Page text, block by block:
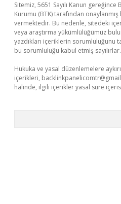
Sitemiz, 5651 Sayılı Kanun
Kurumu (BTK) tarafından
vermektedir. Bu nedenle, sitedeki
veya araştırma yükümlülüğümüz
yazdıkları içeriklerin sorumluluğunu
bu sorumluluğu kabul etmiş sayılırlar.
Hukuka ve yasal düzenlemelere
içerikleri,
halinde, ilgili içerikler yasal süre